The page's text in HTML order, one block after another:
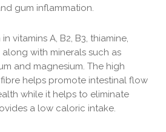
gum inflammation.
vitamins A, B2, B3, thiamine,
with minerals such as
and magnesium. The high
helps promote intestinal flow
while it helps to eliminate
a low caloric intake.